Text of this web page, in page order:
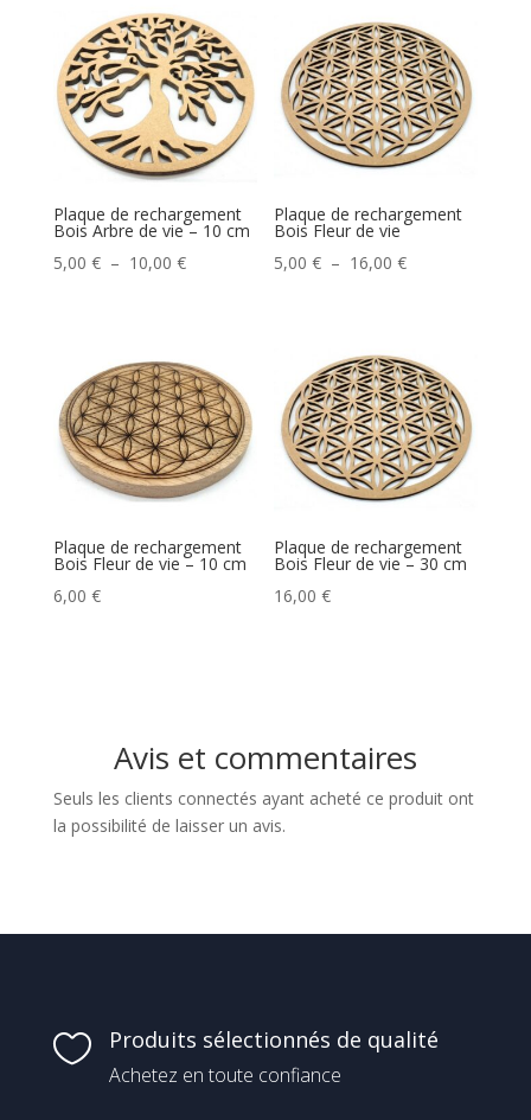
Plaque de rechargement
Bois Arbre de vie – 10 cm
5,00 € – 10,00 €Plage
à
10,00 €
Plaque de rechargement
Bois Fleur de vie
5,00€ – 16,00€Plage
5,00 €
à
16,00 €
Plaque de rechargement
Bois Fleur de vie – 10 cm
6,00 €
Plaque de rechargement
Bois Fleur de vie – 30 cm
16,00€
Avis et commentaires
Seuls les clients connectés ayant acheté ce produit ont
la possibilité de laisser un avis.
 Produits sélectionnés de qualité
Achetez en toute confiance